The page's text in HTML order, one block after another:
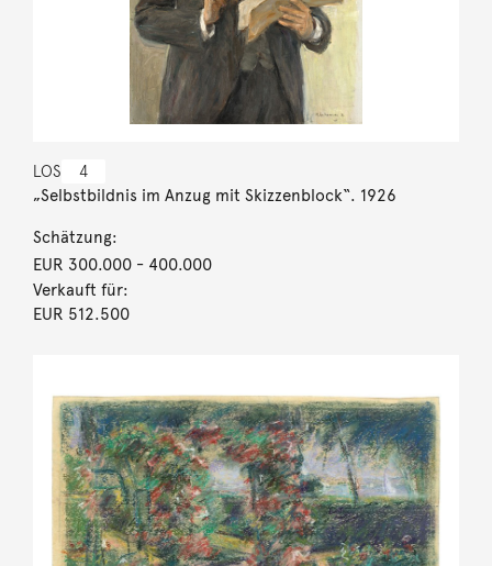
LOS 4
„Selbstbildnis im Anzug mit Skizzenblock“. 1926
Schätzung:
EUR 300.000- 400.000
Verkauft für:
EUR 512.500